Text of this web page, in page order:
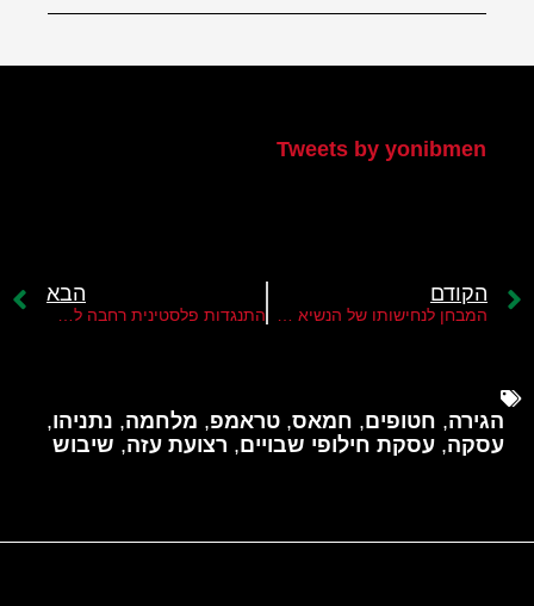
Tweets by yonibmen
הקודם הבא
הגירה, חטופים, חמאס, טראמפ, מלחמה, נתניהו,
עסקה, עסקת חילופי שבויים, רצועת עזה, שיבוש